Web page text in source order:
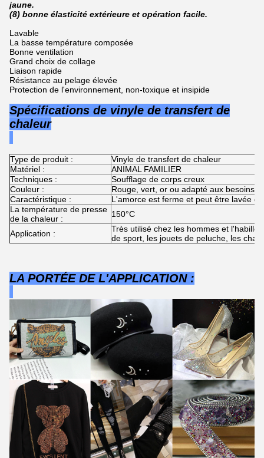
jaune.
(8) bonne élasticité extérieure et opération facile.
Lavable
La basse température composée
Bonne ventilation
Grand choix de collage
Liaison rapide
Résistance au pelage élevée
Protection de l'environnement, non-toxique et insipide
Spécifications de vinyle de transfert de
chaleur
Type de produit :
Vinyle de transfert de chaleur
Matériel :
ANIMAL FAMILIER
Techniques :
Soufflage de corps creux
Couleur :
Rouge, vert, or ou adapté aux besoins
Caractéristique :
L'amorce est ferme et peut être lavée
La température de presse
de la chaleur :
150°C
Application :
Très utilisé chez les hommes et
de sport, les jouets de peluche, les
LA PORTÉE DE L'APPLICATION :